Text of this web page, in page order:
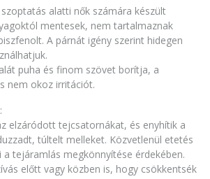
alatti nők számára készült
mentesek, nem tartalmaznak
A párnát igény szerint hidegen
puha és finom szövet borítja, a
nem okoz irritációt.
elzáródott tejcsatornákat, és enyhítik a
túltelt melleket. Közvetlenül etetés
a tejáramlás megkönnyítése érdekében.
előtt vagy közben is, hogy csökkentsék